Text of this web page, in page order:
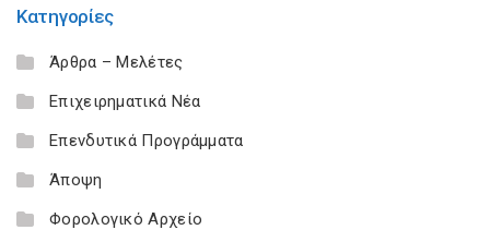
Κατηγορίες
Άρθρα – Μελέτες
Επιχειρηματικά Νέα
Επενδυτικά Προγράμματα
Άποψη
Φορολογικό Αρχείο